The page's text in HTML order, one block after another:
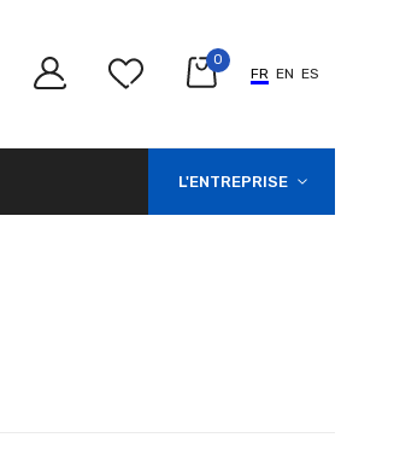
0
FR EN ES
L'ENTREPRISE